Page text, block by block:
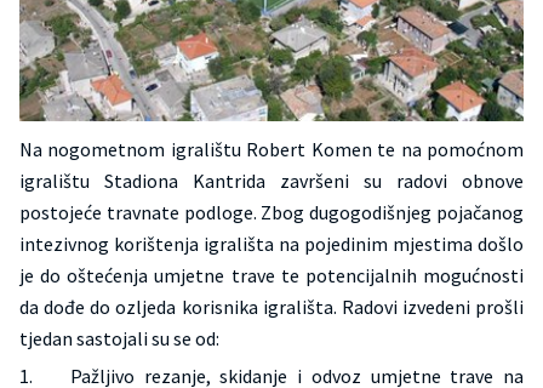
Na nogometnom igralištu Robert Komen te na pomoćnom
igralištu Stadiona Kantrida završeni su radovi obnove
postojeće travnate podloge. Zbog dugogodišnjeg pojačanog
intezivnog korištenja igrališta na pojedinim mjestima došlo
je do oštećenja umjetne trave te potencijalnih mogućnosti
da dođe do ozljeda korisnika igrališta. Radovi izvedeni prošli
tjedan sastojali su se od:
1. Pažljivo rezanje, skidanje i odvoz umjetne trave na